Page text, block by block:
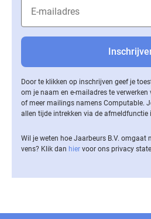
Door te klikken op inschrijven geef je
om je naam en e-mailadres te verwerken
of meer mailings namens Computable.
allen tijde intrekken via de af­meld­func­tie
Wil je weten hoe Jaarbeurs B.V. omgaat
vens? Klik dan hier voor ons privacy